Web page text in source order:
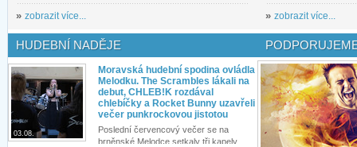
» zobrazit více... » zobrazit více...
HUDEBNÍ NADĚJE
03.08.
Moravská hudební spodina ovládla
Melodku. The Scrambles lákali na
debut, CHLEB!K rozdával
chlebíčky a Rocket Bunny uzavřeli
večer punkrockovou jistotou
Poslední červencový večer se na
brněnské Melodce setkaly tři kapely...